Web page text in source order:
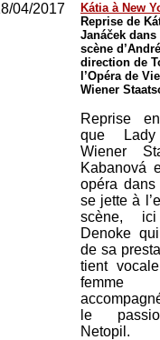
04/2017
Kátia à New
Reprise de
Janáček
scène
direction de
l’Opéra de
Wiener
Reprise
que
Wiener
Kabanová
opéra dans
se jette à
scène,
Denoke
de sa
tient
femme
le
Netopil.